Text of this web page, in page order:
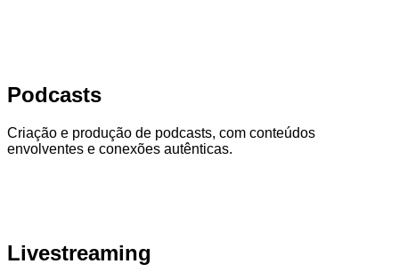
Podcasts
Criação e produção de podcasts, com conteúdos
envolventes e conexões autênticas.
Livestreaming